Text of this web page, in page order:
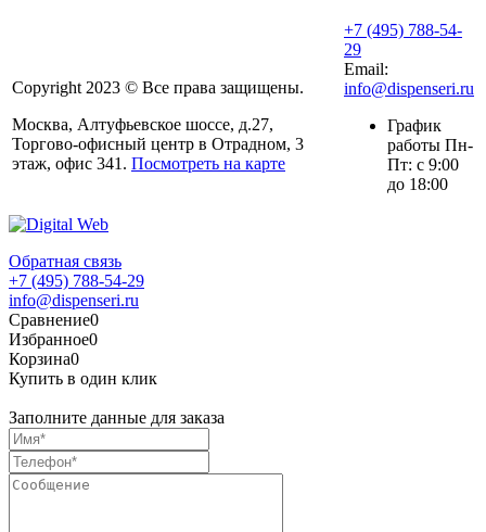
Copyright 2023 © Все права защищены.
Москва, Алтуфьевское шоссе, д.27,
Торгово-офисный центр в Отрадном, 3
этаж, офис 341. Посмотреть на карте
+7 (495) 788-54-
29
Email:
info@dispenseri.ru
График
работы Пн-
Пт: с 9:00
до 18:00
Обратная связь
+7 (495) 788-54-29
info@dispenseri.ru
Сравнение0
Избранное0
Корзина0
Купить в один клик
Заполните данные для заказа